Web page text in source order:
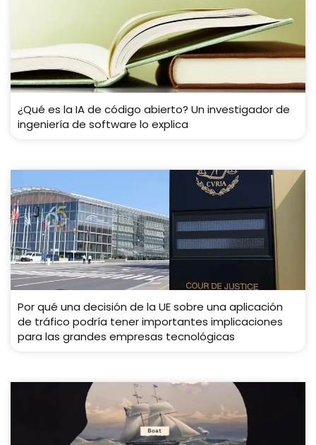
¿Qué es la IA de código abierto? Un investigador de
ingeniería de software lo explica
Por qué una decisión de la UE sobre una aplicación
de tráfico podría tener importantes implicaciones
para las grandes empresas tecnológicas